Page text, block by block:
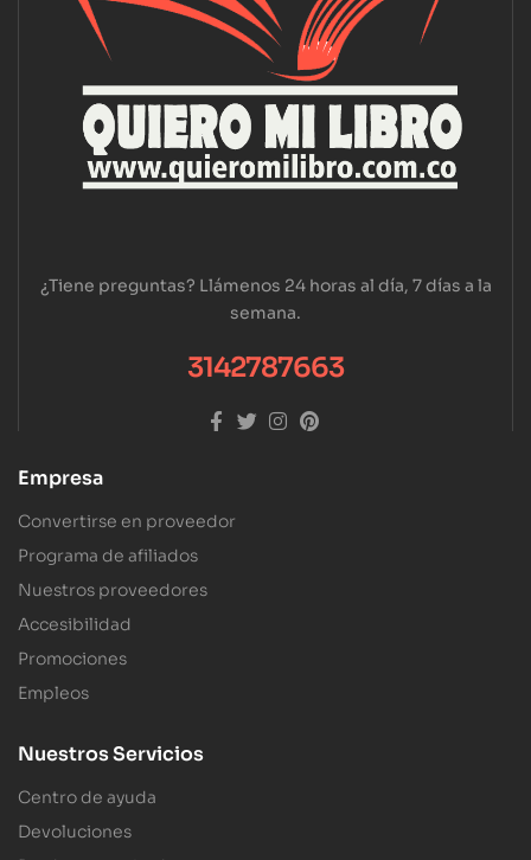
¿Tiene preguntas? Llámenos 24 horas al día, 7 días a la
semana.
3142787663
Empresa
Convertirse en proveedor
Programa de afiliados
Nuestros proveedores
Accesibilidad
Promociones
Empleos
Nuestros Servicios
Centro de ayuda
Devoluciones